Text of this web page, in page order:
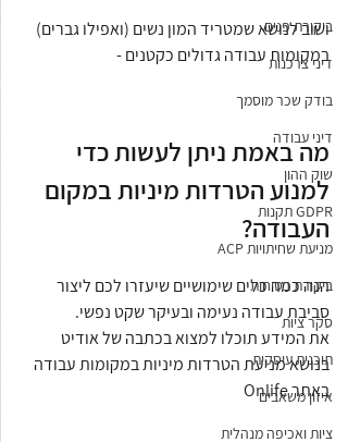
ביקורת פנים
דיני צרכנות
בודק שכר מוסמך
דיני עבודה
שוק ההון
GDPR תקנות
מניעת שחיתויות ACP
ביקורת בטיחות
סקר ציות
תוכנית עיסקית
איזון משאבים
ציות ואכיפה מנהלית
ושוב לנושא שמטריד המון נשים (ואפילו גברים)
במקומות עבודה גדולים כקטנים -
מה באמת ניתן לעשות כדי
למנוע הטרדות מיניות במקום
העבודה?
הנה כמה כלים שימושיים שיעזרו לכם ליצור
סביבת עבודה נעימה ובעיקר שקט נפשי.
את המידע תוכלו למצוא בכתבה של אודיט
בנושא מניעת הטרדות מיניות במקומות עבודה
באתר Onlife